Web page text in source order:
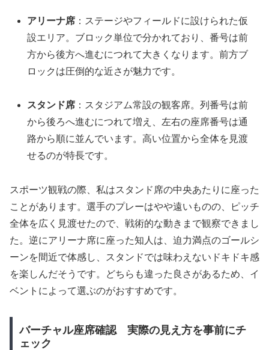
アリーナ席 ：ステージやフィールドに設けられた仮
設エリア。ブロック単位で分かれており、番号は前
方から後方へ進むにつれて大きくなります。前方ブ
ロックは圧倒的な近さが魅力です。
スタンド席 ：スタジアム常設の観客席。列番号は前
から後ろへ進むにつれて増え、左右の座席番号は通
路から順に並んでいます。高い位置から全体を見渡
せるのが特長です。
スポーツ観戦の際、私はスタンド席の中央あたりに座った
ことがあります。選手のプレーはやや遠いものの、ピッチ
全体を広く見渡せたので、戦術的な動きまで観察できまし
た。逆にアリーナ席に座った知人は、迫力満点のゴールシ
ーンを間近で体感し、スタンドでは味わえないドキドキ感
を楽しんだそうです。どちらも違った良さがあるため、イ
ベントによって選ぶのがおすすめです。
バーチャル座席確認 実際の見え方を事前にチ
ェック